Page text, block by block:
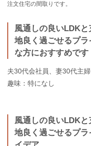
注文住宅の間取りです。
風通しの良いLDK
地良く過ごせるプ
な方におすすめです
夫30代会社員、妻30代主
趣味：特になし
風通しの良いLDK
地良く過ごせるプ